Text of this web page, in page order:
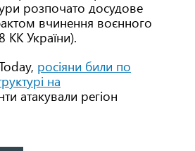
розпочато досудове
вчинення воєнного
КК України).
росіяни били по
на
атакували регіон